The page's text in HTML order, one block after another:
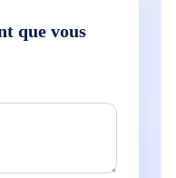
que vous